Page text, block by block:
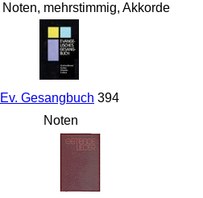
Noten, mehrstimmig, Akkorde
Ev. Gesangbuch 394
Noten